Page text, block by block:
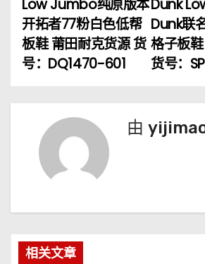
章
导
航
Dunk
Dunk联
格子板
货号：
Low Jumbo纯原版本
开拓者77粉白色低帮
板鞋 莆田耐克货源 货
号：DQ1470-601
由
相关文章